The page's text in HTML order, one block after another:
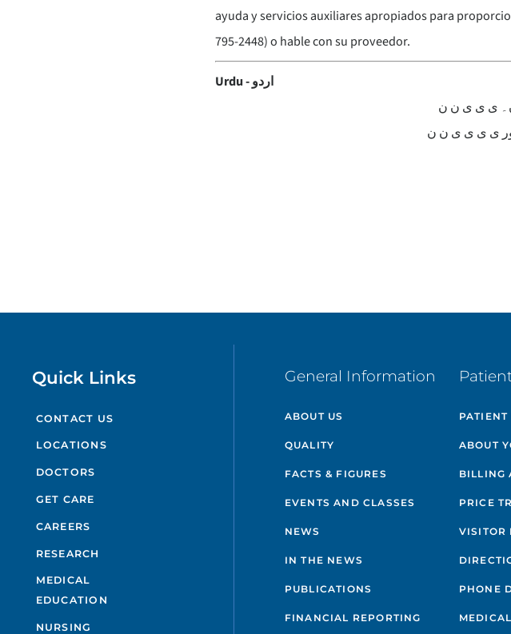
ayuda y servicios auxiliares apropiados para
795-2448) o hable con su proveedor.
Urdu - اردو
ں۔ ی ی ی ن ن
ی ی ی ی ن ن
Quick Links
CONTACT US
LOCATIONS
DOCTORS
GET CARE
CAREERS
RESEARCH
MEDICAL
EDUCATION
NURSING
General Information
ABOUT US
QUALITY
FACTS & FIGURES
EVENTS AND CLASSES
NEWS
IN THE NEWS
PUBLICATIONS
FINANCIAL REPORTING
PATIENT
ABOUT
BILLING
PRICE
VISITOR
PHONE